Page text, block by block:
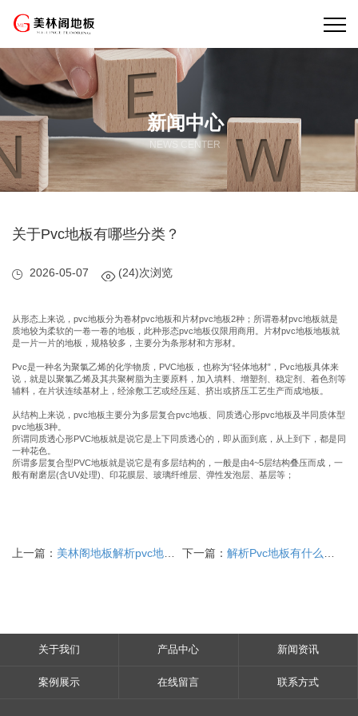
新闻中心
NEWS CENTER
关于Pvc地板有哪些分类？
2026-05-07 (24)次浏览
从形态上来说，pvc地板分为卷材pvc地板和片材pvc地板2种；所谓卷材pvc地板就是
质地较为柔软的一卷一卷的地板，此种形态pvc地板仅限用商用。片材pvc地板地板就
是一片一片的地板，规格较多，主要分为条形材和方形材。
Pvc是一种名为聚氯乙烯的化学物质，PVC地板，也称为“轻体地材”，Pvc地板具体来
说，就是以聚氯乙烯及其共聚树脂为主要原料，加入填料、增塑剂、稳定剂、着色剂等
辅料，在片状连续基材上，经涂敷工艺或经压延、挤出或挤压工艺生产而成地板。
从结构上来说，pvc地板主要分为多层复合pvc地板、同质透心形pvc地板及半同质体型
pvc地板3种。
所谓同质透心形PVC地板就是说它是上下同质透心的，即从面到底，从上到下，都是同
一种花色。
所谓多层复合型PVC地板就是说它是有多层结构的，一般是由4~5层结构叠压而成，一
般有耐磨层(含UV处理)、印花膜层、玻璃纤维层、弹性发泡层、基层等；
上一篇： 美林阁地板解析pvc地板的保养方法 下一篇：解析Pvc地板有什么优点？
关于我们 产品中心 新闻资讯
案例展示 在线留言 联系方式